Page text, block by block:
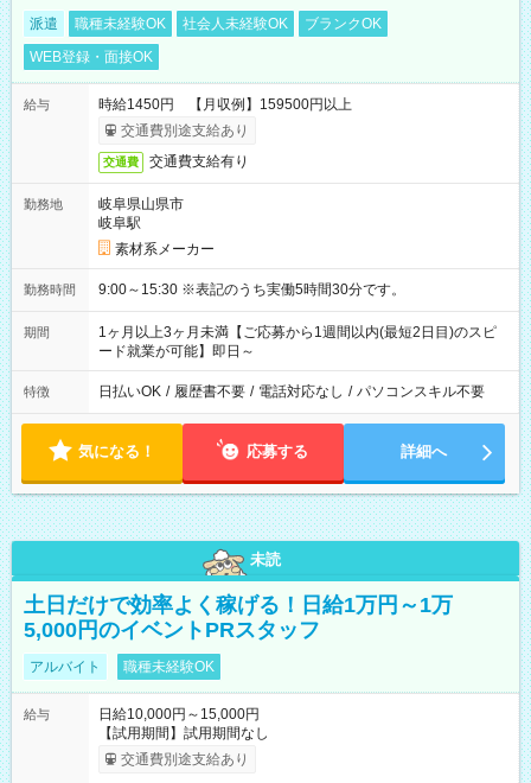
派遣 職種未経験OK 社会人未経験OK
ブランクOK
WEB登録・面接OK
給与
時給1450円 【月収例】159500円以上
交通費別途支給あり
交通費 交通費支給有り
勤務地
岐阜県山県市
岐阜駅
素材系メーカー
勤務時間 9:00～15:30 ※表記のうち実働5時間30分です。
期間
1ヶ月以上3ヶ月未満【ご応募から1週間以内(最短2日目)のスピ
ード就業が可能】即日～
特徴 日払いOK / 履歴書不要 / 電話対応なし / パソコンスキル不要
気になる！ 応募する 詳細へ
未読
土日だけで効率よく稼げる！日給1万円～1万
5,000円のイベントPRスタッフ
アルバイト 職種未経験OK
給与
日給10,000円～15,000円
【試用期間】試用期間なし
交通費別途支給あり